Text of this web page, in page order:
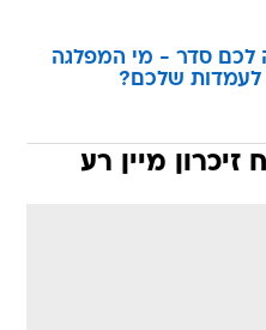
לכם סדר - מי המפלגה
שלכם?
מיין רע